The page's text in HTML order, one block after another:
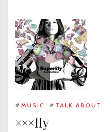
# MUSIC # TALK ABOUT
×××fly